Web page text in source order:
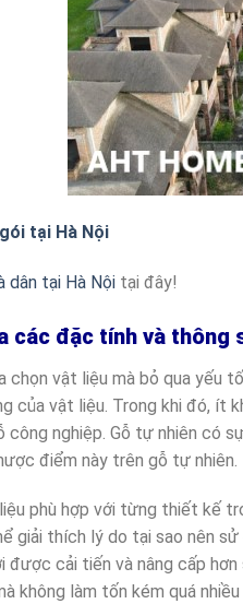
tại Hà Nội
dân tại Hà Nội tại đây!
các đặc tính và thông
chọn vật liệu mà bỏ qua yếu
của vật liệu. Trong khi đó,
công nghiệp. Gỗ tự nhiên có
điểm này trên gỗ tự nhiên.
phù hợp với từng thiết kế
giải thích lý do tại sao nên
được cải tiến và nâng cấp
không làm tốn kém quá